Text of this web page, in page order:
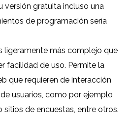
versión gratuita incluso una
de programación sería
ligeramente más complejo que
facilidad de uso. Permite la
que requieren de interacción
usuarios, como por ejemplo
sitios de encuestas, entre otros.